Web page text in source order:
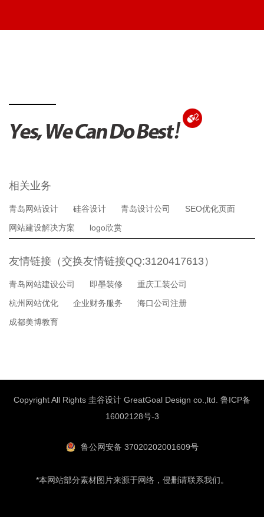
相关业务
青岛网站设计 硅谷设计 青岛设计公司
SEO优化页面
网站建设解决方案
logo欣赏
友情链接（交换友情链接QQ:3120417613）
青岛网站建设公司 即墨装修
重庆工装公司
杭州网站优化
企业财务服务
海口公司注册
成都美博教育
Copyright All Rights 圭谷设计 GreatGoal Design co.,ltd. 鲁ICP备
16002128号-3
鲁公网安备 37020202001609号
*本网站部分素材图片来源于网络，侵删请联系我们。